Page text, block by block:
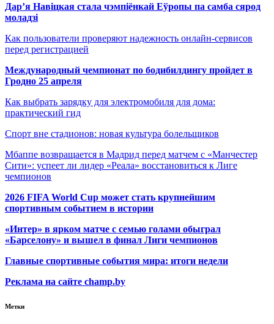
Дар’я Навіцкая стала чэмпіёнкай Еўропы па самба сярод
моладзі
Как пользователи проверяют надежность онлайн-сервисов
перед регистрацией
Международный чемпионат по бодибилдингу пройдет в
Гродно 25 апреля
Как выбрать зарядку для электромобиля для дома:
практический гид
Спорт вне стадионов: новая культура болельщиков
Мбаппе возвращается в Мадрид перед матчем с «Манчестер
Сити»: успеет ли лидер «Реала» восстановиться к Лиге
чемпионов
2026 FIFA World Cup может стать крупнейшим
спортивным событием в истории
«Интер» в ярком матче с семью голами обыграл
«Барселону» и вышел в финал Лиги чемпионов
Главные спортивные события мира: итоги недели
Реклама на сайте champ.by
Метки